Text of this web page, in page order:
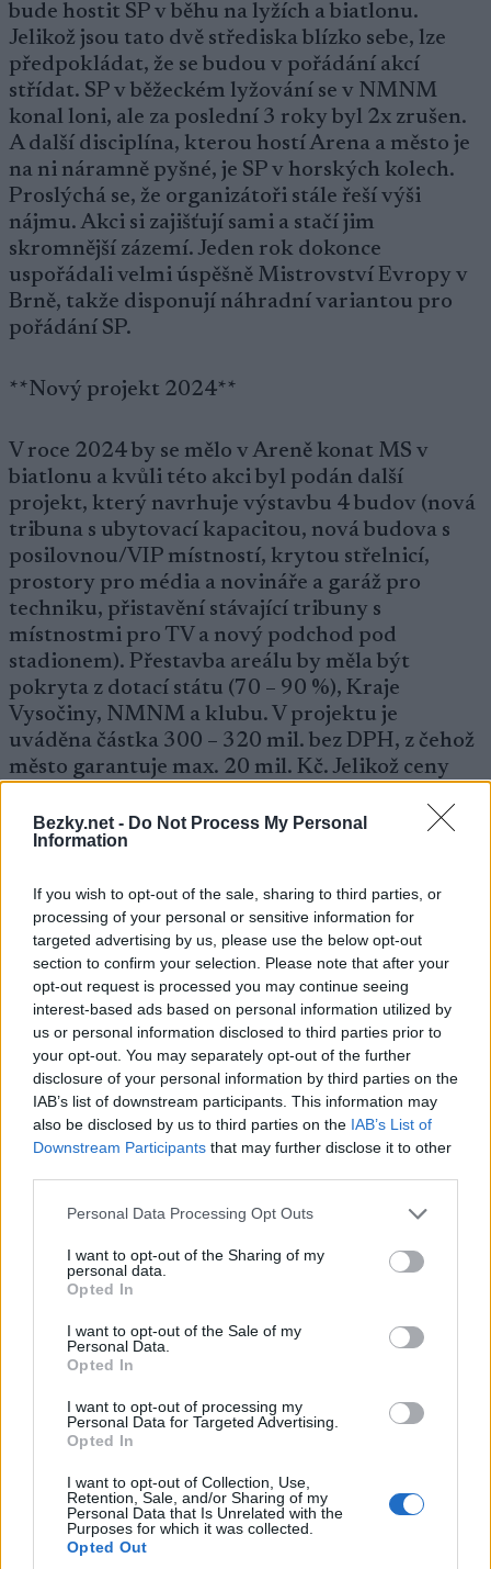
Bezky.net - Do Not Process My Personal
Information
If you wish to opt-out of the sale, sharing to third parties, or
processing of your personal or sensitive information for
targeted advertising by us, please use the below opt-out
section to confirm your selection. Please note that after your
opt-out request is processed you may continue seeing
interest-based ads based on personal information utilized by
us or personal information disclosed to third parties prior to
your opt-out. You may separately opt-out of the further
disclosure of your personal information by third parties on the
IAB’s list of downstream participants. This information may
also be disclosed by us to third parties on the IAB’s List of
Downstream Participants that may further disclose it to other
Please note that this website/app uses one or more Google
not limited to your visit or usage behaviour. You may click to
grant or deny consent to Google and its third-party tags to
use your data for below specified purposes in below Google
consent section.
Personal Data Processing Opt Outs
I want to opt-out of the Sharing of my
personal data.
Opted In
I want to opt-out of the Sale of my
Personal Data.
Opted In
I want to opt-out of processing my
Personal Data for Targeted Advertising.
Opted In
I want to opt-out of Collection, Use,
Retention, Sale, and/or Sharing of my
Personal Data that Is Unrelated with the
Purposes for which it was collected.
Opted Out
bude hostit SP v běhu na lyžích a biatlonu.
Jelikož jsou tato dvě střediska blízko sebe, lze
předpokládat, že se budou v pořádání akcí
střídat. SP v běžeckém lyžování se v NMNM
konal loni, ale za poslední 3 roky byl 2x zrušen.
A další disciplína, kterou hostí Arena a město je
na ni náramně pyšné, je SP v horských kolech.
Proslýchá se, že organizátoři stále řeší výši
nájmu. Akci si zajišťují sami a stačí jim
skromnější zázemí. Jeden rok dokonce
uspořádali velmi úspěšně Mistrovství Evropy v
Brně, takže disponují náhradní variantou pro
pořádání SP.
**Nový projekt 2024**
V roce 2024 by se mělo v Areně konat MS v
biatlonu a kvůli této akci byl podán další
projekt, který navrhuje výstavbu 4 budov (nová
tribuna s ubytovací kapacitou, nová budova s
posilovnou/VIP místností, krytou střelnicí,
prostory pro média a novináře a garáž pro
techniku, přistavění stávající tribuny s
místnostmi pro TV a nový podchod pod
stadionem). Přestavba areálu by měla být
pokryta z dotací státu (70 – 90 %), Kraje
Vysočiny, NMNM a klubu. V projektu je
uváděna částka 300 – 320 mil. bez DPH, z čehož
město garantuje max. 20 mil. Kč. Jelikož ceny
stouply, můžeme počítat, že tento odhad nemusí
být finální částkou.
Podle vedení klubu je modernizace důležitá, aby
se Arena udržela mezi top středisky, ale italská
Anterselva a slovinská Pokljuka jsou daleko
skromnější na výstavbu, a přesto se tam konala
poslední dvě MS v biatlonu a patří mezi stálé
pořadatele SP. U řady dalších slavných středisek,
nejen biatlonových, byste ani při pohledu na
areál neřekli, že se jedná o místo, kde se konají
SP (např. Val di Fiemme, Hochfilzen, Toblach,
atd.)
95_295b84f6f8.jpg *]
(Srovnání stadionu ve slovinské Pokljuce, kde se
letos konalo MS v biatlonu, a současné Vysočina
Areny s pevnými tribunami)
Jediným smysluplným návrhem v rámci
ostatní se dá vyřešit zapůjčením či zakoupením,
a to jak v případě lešení na výstavbu tribun, tak
mobilních buněk, jako tomu bylo doposud.